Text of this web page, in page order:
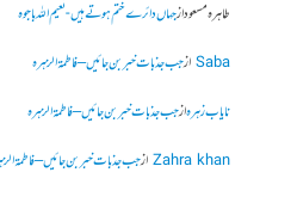
طاہرہ مسعودازجہاں دائرے ختم ہوتے ہیں- نعیم اللہ باجوہ
Sabaازجب جذبات خبر بن جائیں – فاطمۃالزہرہ
نایاب زہرہازجب جذبات خبر بن جائیں – فاطمۃالزہرہ
Zahra khanازجب جذبات خبر بن جائیں –